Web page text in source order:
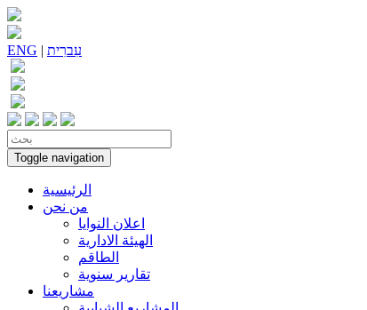
ENG | עִברִית
Toggle navigation
الرئيسية
من نحن
اعلان النوايا
الهيئة الادارية
الطاقم
تقارير سنوية
مشاريعنا